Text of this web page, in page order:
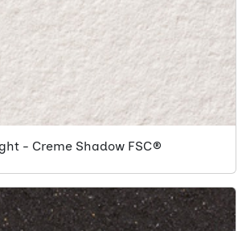
- Creme Shadow FSC®